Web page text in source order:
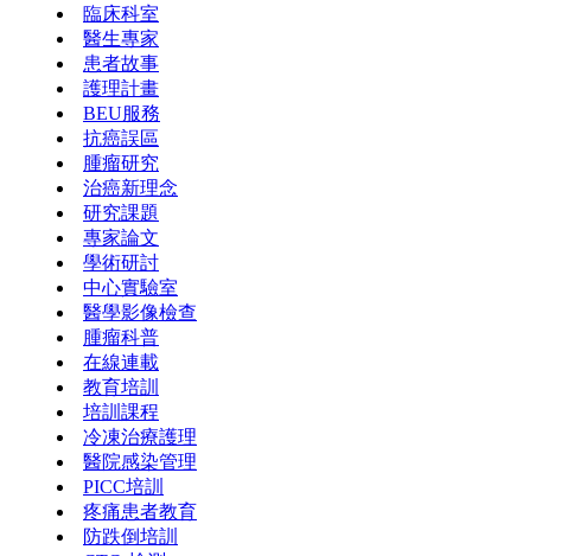
臨床科室
醫生專家
患者故事
護理計畫
BEU服務
抗癌誤區
腫瘤研究
治癌新理念
研究課題
專家論文
學術研討
中心實驗室
醫學影像檢查
腫瘤科普
在線連載
教育培訓
培訓課程
冷凍治療護理
醫院感染管理
PICC培訓
疼痛患者教育
防跌倒培訓